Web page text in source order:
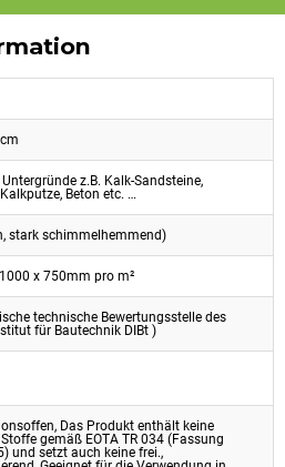
z.B. Kalk-Sandsteine,
Beton etc. …
stark schimmelhemmend)
x 750mm pro m²
technische Bewertungsstelle des
für Bautechnik DIBt )
Das Produkt enthält keine
gemäß EOTA TR 034 (Fassung
und setzt auch keine frei.,